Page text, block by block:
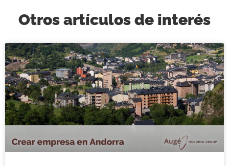
Otros artículos de interés